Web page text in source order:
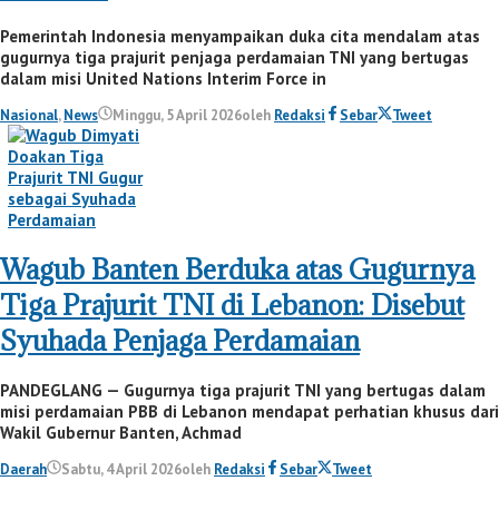
Pemerintah Indonesia menyampaikan duka cita mendalam atas
gugurnya tiga prajurit penjaga perdamaian TNI yang bertugas
dalam misi United Nations Interim Force in
Nasional,News Minggu, 5 April 2026oleh Redaksi Sebar Tweet
Wagub Banten Berduka atas Gugurnya
Tiga Prajurit TNI di Lebanon: Disebut
Syuhada Penjaga Perdamaian
PANDEGLANG — Gugurnya tiga prajurit TNI yang bertugas dalam
misi perdamaian PBB di Lebanon mendapat perhatian khusus dari
Wakil Gubernur Banten, Achmad
Daerah Sabtu, 4 April 2026oleh Redaksi Sebar Tweet